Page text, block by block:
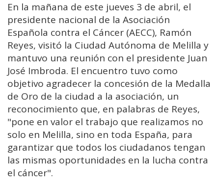
En la mañana de este jueves 3 de abril, el
presidente nacional de la Asociación
Española contra el Cáncer (AECC), Ramón
Reyes, visitó la Ciudad Autónoma de Melilla y
mantuvo una reunión con el presidente Juan
José Imbroda. El encuentro tuvo como
objetivo agradecer la concesión de la Medalla
de Oro de la ciudad a la asociación, un
reconocimiento que, en palabras de Reyes,
"pone en valor el trabajo que realizamos no
solo en Melilla, sino en toda España, para
garantizar que todos los ciudadanos tengan
las mismas oportunidades en la lucha contra
el cáncer".